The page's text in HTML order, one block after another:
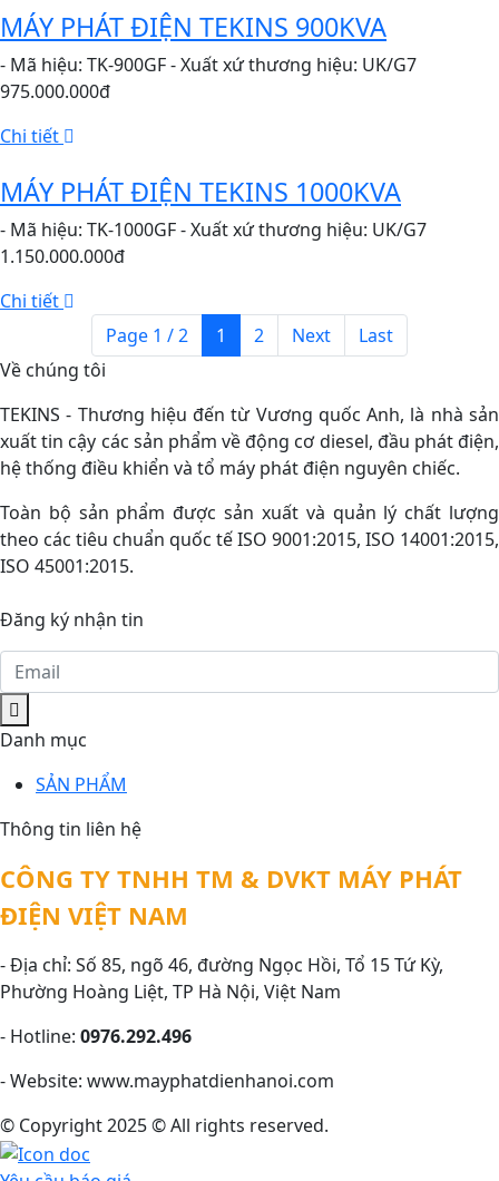
MÁY PHÁT ĐIỆN TEKINS 900KVA
- Mã hiệu: TK-900GF - Xuất xứ thương hiệu: UK/G7
975.000.000đ
Chi tiết
MÁY PHÁT ĐIỆN TEKINS 1000KVA
- Mã hiệu: TK-1000GF - Xuất xứ thương hiệu: UK/G7
1.150.000.000đ
Chi tiết
Page 1 / 2
1 2 Next
Last
Về chúng tôi
TEKINS - Thương hiệu đến từ Vương quốc Anh, là nhà sản
xuất tin cậy các sản phẩm về động cơ diesel, đầu phát điện,
hệ thống điều khiển và tổ máy phát điện nguyên chiếc.
Toàn bộ sản phẩm được sản xuất và quản lý chất lượng
theo các tiêu chuẩn quốc tế ISO 9001:2015, ISO 14001:2015,
ISO 45001:2015.
Đăng ký nhận tin
Danh mục
SẢN PHẨM
Thông tin liên hệ
CÔNG TY TNHH TM & DVKT MÁY PHÁT
ĐIỆN VIỆT NAM
- Địa chỉ: Số 85, ngõ 46, đường Ngọc Hồi, Tổ 15 Tứ Kỳ,
Phường Hoàng Liệt, TP Hà Nội, Việt Nam
- Hotline: 0976.292.496
- Website: www.mayphatdienhanoi.com
© Copyright 2025 © All rights reserved.